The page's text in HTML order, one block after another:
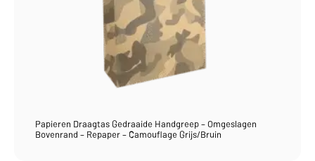
Papieren Draagtas Gedraaide Handgreep – Omgeslagen
Bovenrand – Repaper – Camouflage Grijs/Bruin